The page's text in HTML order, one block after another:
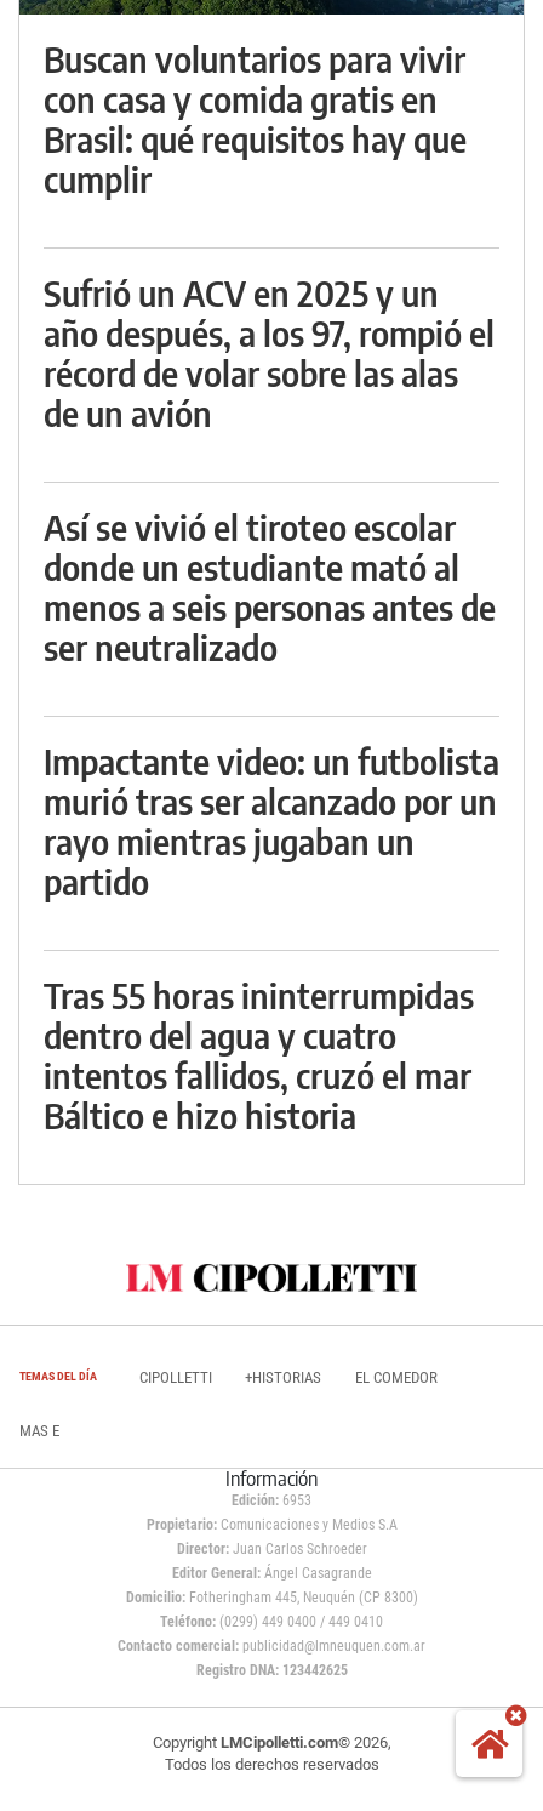
Buscan voluntarios para vivir
con casa y comida gratis en
Brasil: qué requisitos hay que
cumplir
Sufrió un ACV en 2025 y un
año después, a los 97, rompió el
récord de volar sobre las alas
de un avión
Así se vivió el tiroteo escolar
donde un estudiante mató al
menos a seis personas antes de
ser neutralizado
Impactante video: un futbolista
murió tras ser alcanzado por un
rayo mientras jugaban un
partido
Tras 55 horas ininterrumpidas
dentro del agua y cuatro
intentos fallidos, cruzó el mar
Báltico e hizo historia
TEMAS DEL DÍA CIPOLLETTI +HISTORIAS EL COMEDOR
MAS E
Información
Edición: 6953
Propietario:Comunicaciones y Medios S.A
Director: Juan Carlos Schroeder
Editor General:Ángel Casagrande
Domicilio:Fotheringham 445, Neuquén (CP 8300)
Teléfono: (0299) 449 0400 / 449 0410
Contacto comercial: publicidad@lmneuquen.com.ar
Registro DNA: 123442625
Copyright LMCipolletti.com© 2026,
Todos los derechos reservados